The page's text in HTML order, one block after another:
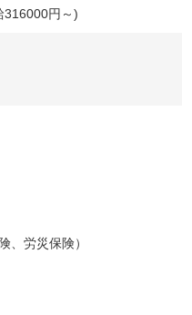
円～)
、労災保険）